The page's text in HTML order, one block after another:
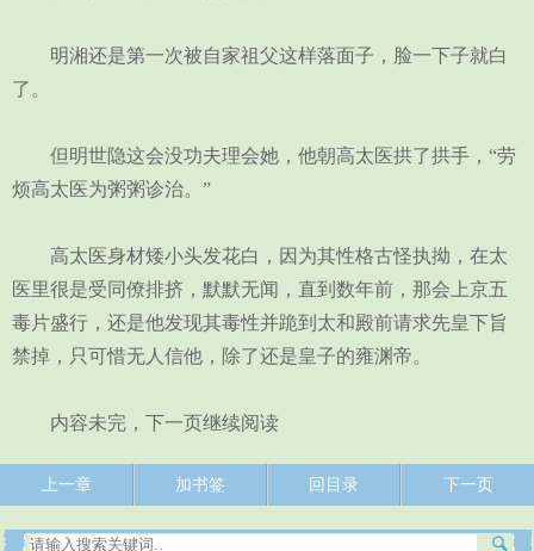
明湘还是第一次被自家祖父这样落面子，脸一下子就白
了。
但明世隐这会没功夫理会她，他朝高太医拱了拱手，“劳
烦高太医为粥粥诊治。”
高太医身材矮小头发花白，因为其性格古怪执拗，在太
医里很是受同僚排挤，默默无闻，直到数年前，那会上京五
毒片盛行，还是他发现其毒性并跪到太和殿前请求先皇下旨
禁掉，只可惜无人信他，除了还是皇子的雍渊帝。
内容未完，下一页继续阅读
上一章 加书签 回目录 下一页